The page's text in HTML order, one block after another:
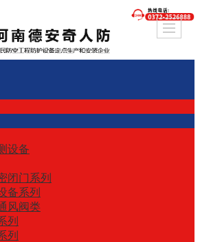
设备
闭门系列
备系列
风阀类
列
列